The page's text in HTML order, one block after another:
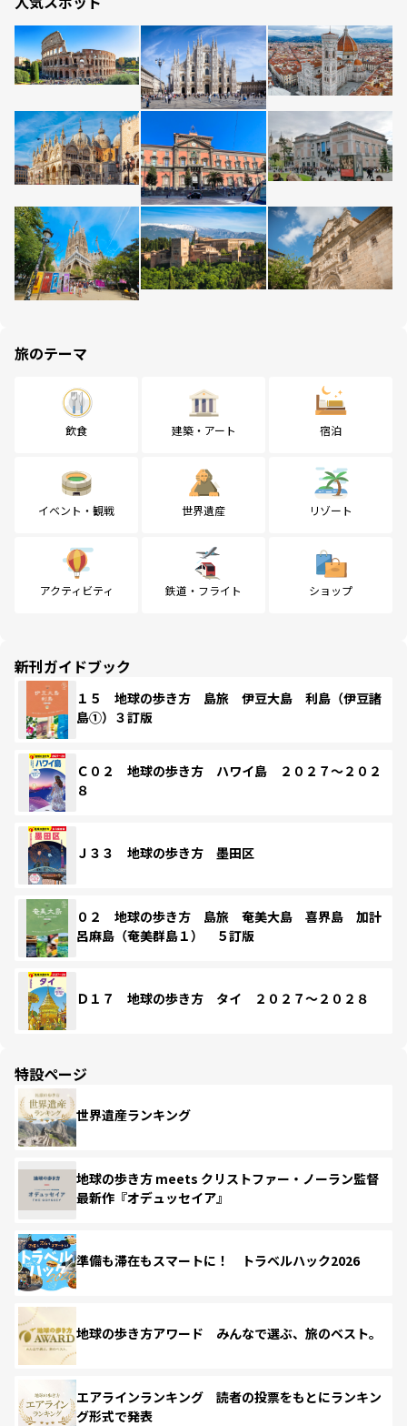
旅のテーマ
飲食 建築・アート 宿泊
イベント・観戦 世界遺産 リゾート
アクティビティ 鉄道・フライト ショップ
新刊ガイドブック
１５ 地球の歩き方 島旅 伊豆大島 利島（伊豆諸
島①）３訂版
Ｃ０２ 地球の歩き方 ハワイ島 ２０２７～２０２
８
Ｊ３３ 地球の歩き方 墨田区
０２ 地球の歩き方 島旅 奄美大島 喜界島 加計
呂麻島（奄美群島１） ５訂版
Ｄ１７ 地球の歩き方 タイ ２０２７～２０２８
特設ページ
世界遺産ランキング
地球の歩き方 meets クリストファー・ノーラン監督
最新作『オデュッセイア』
準備も滞在もスマートに！ トラベルハック2026
地球の歩き方アワード みんなで選ぶ、旅のベスト。
エアラインランキング 読者の投票をもとにランキン
グ形式で発表